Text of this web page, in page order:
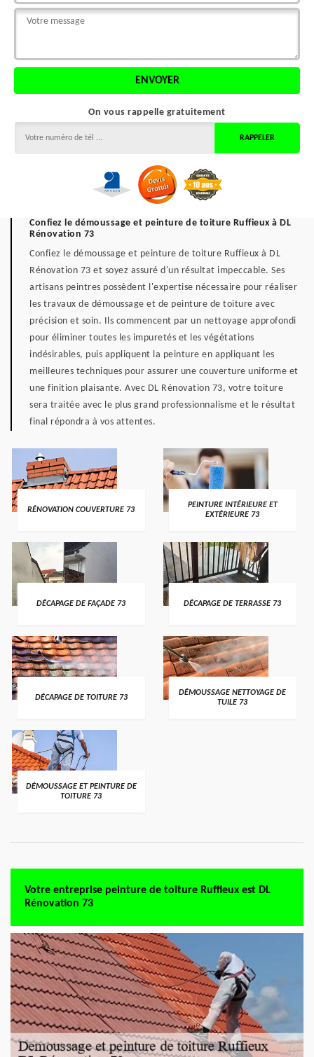
On vous rappelle gratuitement
Confiez le démoussage et peinture de toiture Ruffieux à DL
Rénovation 73
Confiez le démoussage et peinture de toiture Ruffieux à DL
Rénovation 73 et soyez assuré d'un résultat impeccable. Ses
artisans peintres possèdent l'expertise nécessaire pour réaliser
les travaux de démoussage et de peinture de toiture avec
précision et soin. Ils commencent par un nettoyage approfondi
pour éliminer toutes les impuretés et les végétations
indésirables, puis appliquent la peinture en appliquant les
meilleures techniques pour assurer une couverture uniforme et
une finition plaisante. Avec DL Rénovation 73, votre toiture
sera traitée avec le plus grand professionnalisme et le résultat
final répondra à vos attentes.
RÉNOVATION COUVERTURE 73
PEINTURE INTÉRIEURE ET
EXTÉRIEURE 73
DÉCAPAGE DE FAÇADE 73 DÉCAPAGE DE TERRASSE 73
DÉCAPAGE DE TOITURE 73
DÉMOUSSAGE NETTOYAGE DE
TUILE 73
DÉMOUSSAGE ET PEINTURE DE
TOITURE 73
Votre entreprise peinture de toiture Ruffieux est DL
Rénovation 73